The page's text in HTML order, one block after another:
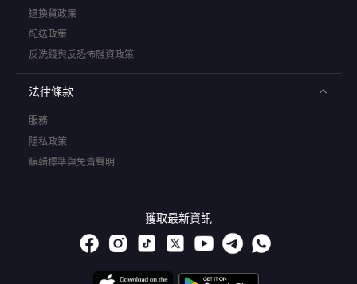
退換貨政策
配送政策
反洗錢與反恐怖融資政策
法律條款
服務
隱私政策
編輯標準與免責聲明
獲取最新資訊